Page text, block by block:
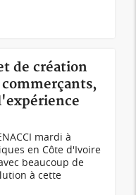
de création
mardi à
en Côte d'Ivoire
beaucoup de
à cette